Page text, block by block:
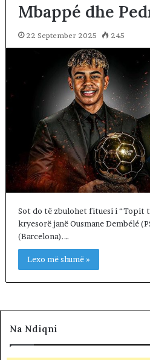
Mbappé dhe
22 September 2025 245
Sot do të zbulohet fituesi i “Topit
kryesorë janë Ousmane Dembélé
(Barcelona).…
Lexo më shumë »
Na Ndiqni